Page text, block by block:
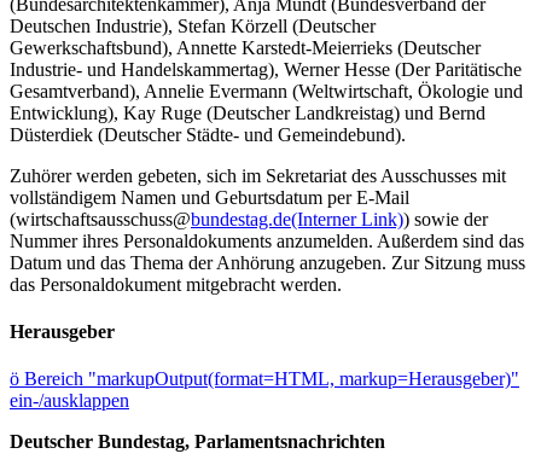
Deutschen Industrie), Stefan Körzell (Deutscher
Gewerkschaftsbund), Annette Karstedt-Meierrieks (Deutscher
Industrie- und Handelskammertag), Werner Hesse (Der Paritätische
Gesamtverband), Annelie Evermann (Weltwirtschaft, Ökologie und
Entwicklung), Kay Ruge (Deutscher Landkreistag) und Bernd
Düsterdiek (Deutscher Städte- und Gemeindebund).
Zuhörer werden gebeten, sich im Sekretariat des Ausschusses mit
vollständigem Namen und Geburtsdatum per E-Mail
(wirtschaftsausschuss@bundestag.de(Interner Link)) sowie der
Nummer ihres Personaldokuments anzumelden. Außerdem sind das
Datum und das Thema der Anhörung anzugeben. Zur Sitzung muss
das Personaldokument mitgebracht werden.
Herausgeber
ö Bereich "markupOutput(format=HTML, markup=Herausgeber)"
ein-/ausklappen
Deutscher Bundestag, Parlamentsnachrichten